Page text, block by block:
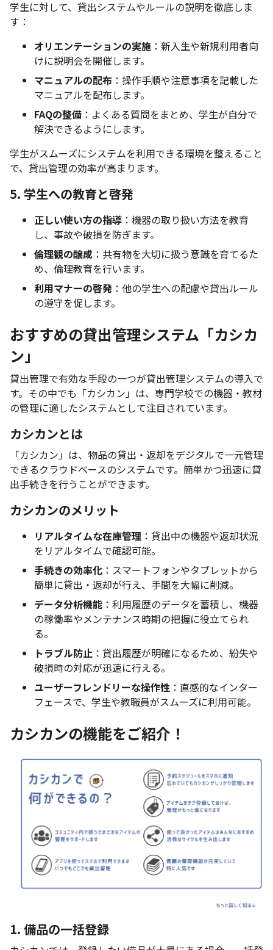
学生に対して、貸出システムやルールの説明を徹底しま
す：
オリエンテーションの実施 ：新入生や新規利用者向
けに説明会を開催します。
マニュアルの配布 ：操作手順や注意事項を記載した
マニュアルを配布します。
FAQの整備 ：よくある質問をまとめ、学生が自分で
解決できるようにします。
学生がスムーズにシステムを利用できる環境を整えること
で、貸出管理の効率が高まります。
5. 学生への教育と啓発
正しい使い方の指導 ：機器の取り扱い方法を教育
し、事故や破損を防ぎます。
倫理観の醸成 ：共有物を大切に扱う意識を育てるた
め、倫理教育を行います。
利用マナーの啓発 ：他の学生への配慮や貸出ルール
の遵守を促します。
おすすめの貸出管理システム「カシカ
ン」
貸出管理で有効な手段の一つが貸出管理システムの導入で
す。その中でも「カシカン」は、専門学校での機器・教材
の管理に適したシステムとして注目されています。
カシカンとは
「カシカン」は、物品の貸出・返却をデジタルで一元管理
できるクラウドベースのシステムです。簡単かつ迅速に貸
出手続きを行うことができます。
カシカンのメリット
リアルタイムな在庫管理 ：貸出中の機器や返却状況
をリアルタイムで確認可能。
手続きの効率化 ：スマートフォンやタブレットから
簡単に貸出・返却が行え、手間を大幅に削減。
データ分析機能 ：利用履歴のデータを蓄積し、機器
の稼働率やメンテナンス時期の把握に役立てられ
る。
トラブル防止 ：貸出履歴が明確になるため、紛失や
破損時の対応が迅速に行える。
ユーザーフレンドリーな操作性 ：直感的なインター
フェースで、学生や教職員がスムーズに利用可能。
カシカンの機能をご紹介！
1. 備品の一括登録